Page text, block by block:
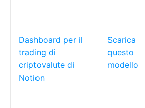
Dashboard per il
trading di
criptovalute di
Notion
Scarica
questo
modello